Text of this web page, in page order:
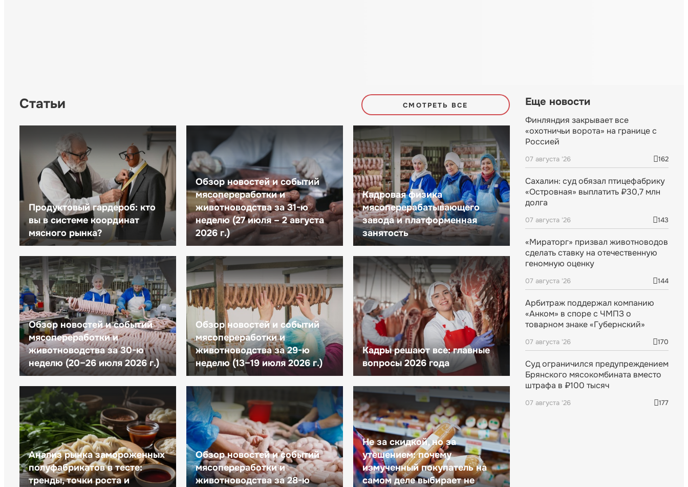
Статьи СМОТРЕТЬ ВСЕ
Продуктовый гардероб: кто
вы в системе координат
мясного рынка?
Обзор новостей и событий
мясопереработки и
животноводства за 31-ю
неделю (27 июля – 2 августа
2026 г.)
Кадровая физика
мясоперерабатывающего
завода и платформенная
занятость
Обзор новостей и событий
мясопереработки и
животноводства за 30-ю
неделю (20–26 июля 2026 г.)
Обзор новостей и событий
мясопереработки и
животноводства за 29-ю
неделю (13–19 июля 2026 г.)
Кадры решают все: главные
вопросы 2026 года
Анализ рынка замороженных
полуфабрикатов в тесте:
тренды, точки роста и
Обзор новостей и событий
мясопереработки и
животноводства за 28-ю
Не за скидкой, но за
утешением: почему
измученный покупатель на
самом деле выбирает не
Еще новости
Финляндия закрывает все
«охотничьи ворота» на границе с
Россией
07 августа '26 162
Сахалин: суд обязал птицефабрику
«Островная» выплатить ₽30,7 млн
долга
07 августа '26 143
«Мираторг» призвал животноводов
сделать ставку на отечественную
геномную оценку
07 августа '26 144
Арбитраж поддержал компанию
«Анком» в споре с ЧМПЗ о
товарном знаке «Губернский»
07 августа '26 170
Суд ограничился предупреждением
Брянского мясокомбината вместо
штрафа в ₽100 тысяч
07 августа '26 177